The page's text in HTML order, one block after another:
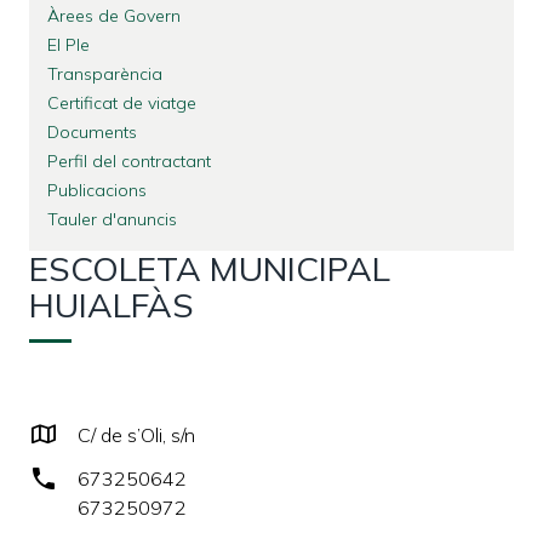
NextGenerationEU
Àrees de Govern
El Ple
Transparència
Certificat de viatge
Documents
Perfil del contractant
Publicacions
Tauler d'anuncis
ESCOLETA MUNICIPAL
HUIALFÀS
C/ de s’Oli, s/n
673250642
673250972